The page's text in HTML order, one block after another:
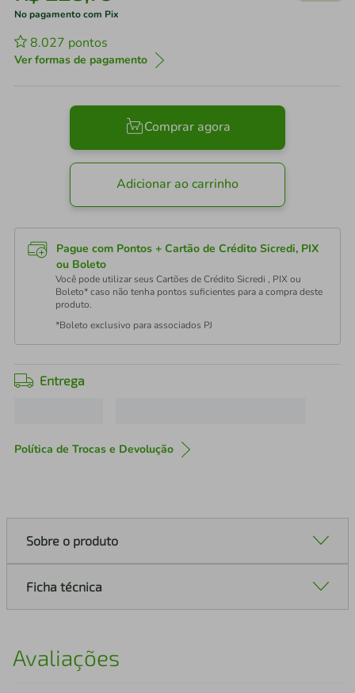
No pagamento com Pix
8.027 pontos
Ver formas de pagamento
Comprar agora
Adicionar ao carrinho
Pague com Pontos + Cartão de Crédito Sicredi, PIX
ou Boleto
Você pode utilizar seus Cartões de Crédito Sicredi , PIX ou
Boleto* caso não tenha pontos suficientes para a compra deste
produto.
*Boleto exclusivo para associados PJ
Entrega
Política de Trocas e Devolução
Sobre o produto
Ficha técnica
Avaliações